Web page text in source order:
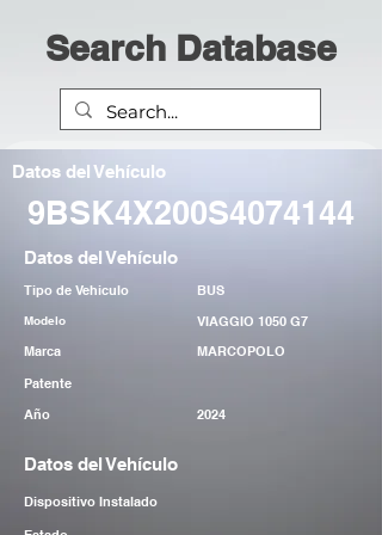
Search Database
Datos del Vehículo
9BSK4X200S4074144
Datos del Vehículo
Tipo de Vehiculo BUS
Modelo
VIAGGIO 1050 G7
Marca
MARCOPOLO
Patente
Año
2024
Datos del Vehículo
Dispositivo Instalado